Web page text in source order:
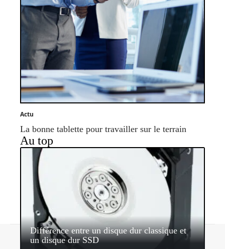
Actu
La bonne tablette pour travailler sur le terrain
Au top
Différence entre un disque dur classique et
un disque dur SSD
Contact Mentions légales Sitemap